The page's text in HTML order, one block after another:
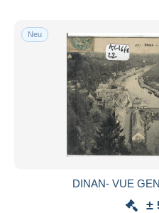
Neu
DINAN- VUE
±